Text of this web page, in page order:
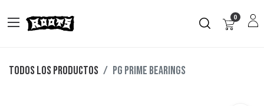
0
Todos los productos PG PRIME BEARINGS